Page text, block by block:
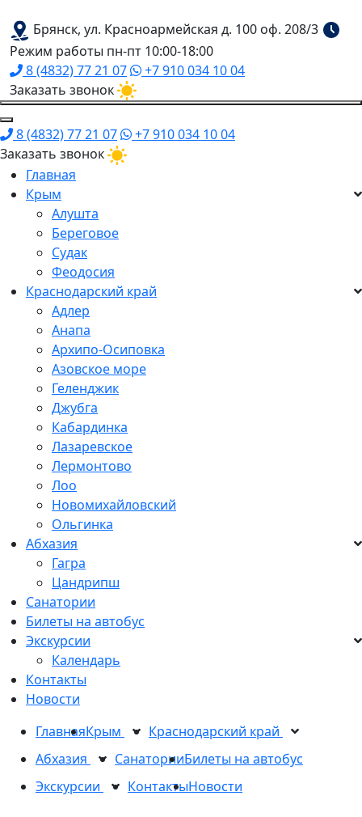
Брянск, ул. Красноармейская д. 100 оф. 208/3
Режим работы пн-пт 10:00-18:00
8 (4832) 77 21 07
+7 910 034 10 04
Заказать звонок
8 (4832) 77 21 07
+7 910 034 10 04
Заказать звонок
Главная
Крым
Алушта
Береговое
Судак
Феодосия
Краснодарский край
Адлер
Анапа
Архипо-Осиповка
Азовское море
Геленджик
Джубга
Кабардинка
Лазаревское
Лермонтово
Лоо
Новомихайловский
Ольгинка
Абхазия
Гагра
Цандрипш
Санатории
Билеты на автобус
Экскурсии
Календарь
Контакты
Новости
ГлавнаяКрым
Краснодарский край
Абхазия
СанаторииБилеты на автобус
Экскурсии
КонтактыНовости